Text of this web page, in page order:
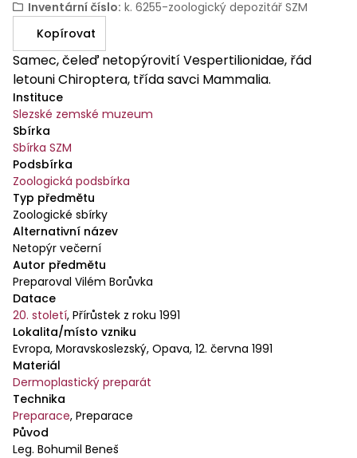
Inventární číslo: k. 6255-zoologický depozitář SZM
Kopírovat
Samec, čeleď netopýrovití Vespertilionidae, řád
letouni Chiroptera, třída savci Mammalia.
Instituce
Slezské zemské muzeum
Sbírka
Sbírka SZM
Podsbírka
Zoologická podsbírka
Typ předmětu
Zoologické sbírky
Alternativní název
Netopýr večerní
Autor předmětu
Preparoval Vilém Borůvka
Datace
20. století, Přírůstek z roku 1991
Lokalita/místo vzniku
Evropa, Moravskoslezský, Opava, 12. června 1991
Materiál
Dermoplastický preparát
Technika
Preparace, Preparace
Původ
Leg. Bohumil Beneš